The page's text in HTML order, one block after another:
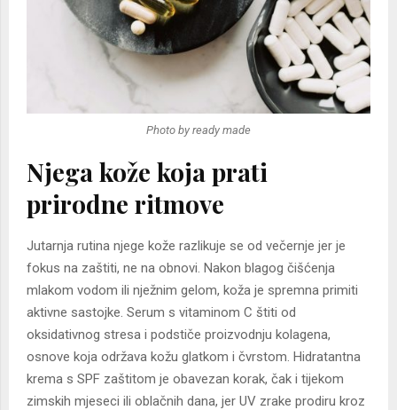
Photo by ready made
Njega kože koja prati
prirodne ritmove
Jutarnja rutina njege kože razlikuje se od večernje jer je
fokus na zaštiti, ne na obnovi. Nakon blagog čišćenja
mlakom vodom ili nježnim gelom, koža je spremna primiti
aktivne sastojke. Serum s vitaminom C štiti od
oksidativnog stresa i podstiče proizvodnju kolagena,
osnove koja održava kožu glatkom i čvrstom. Hidratantna
krema s SPF zaštitom je obavezan korak, čak i tijekom
zimskih mjeseci ili oblačnih dana, jer UV zrake prodiru kroz